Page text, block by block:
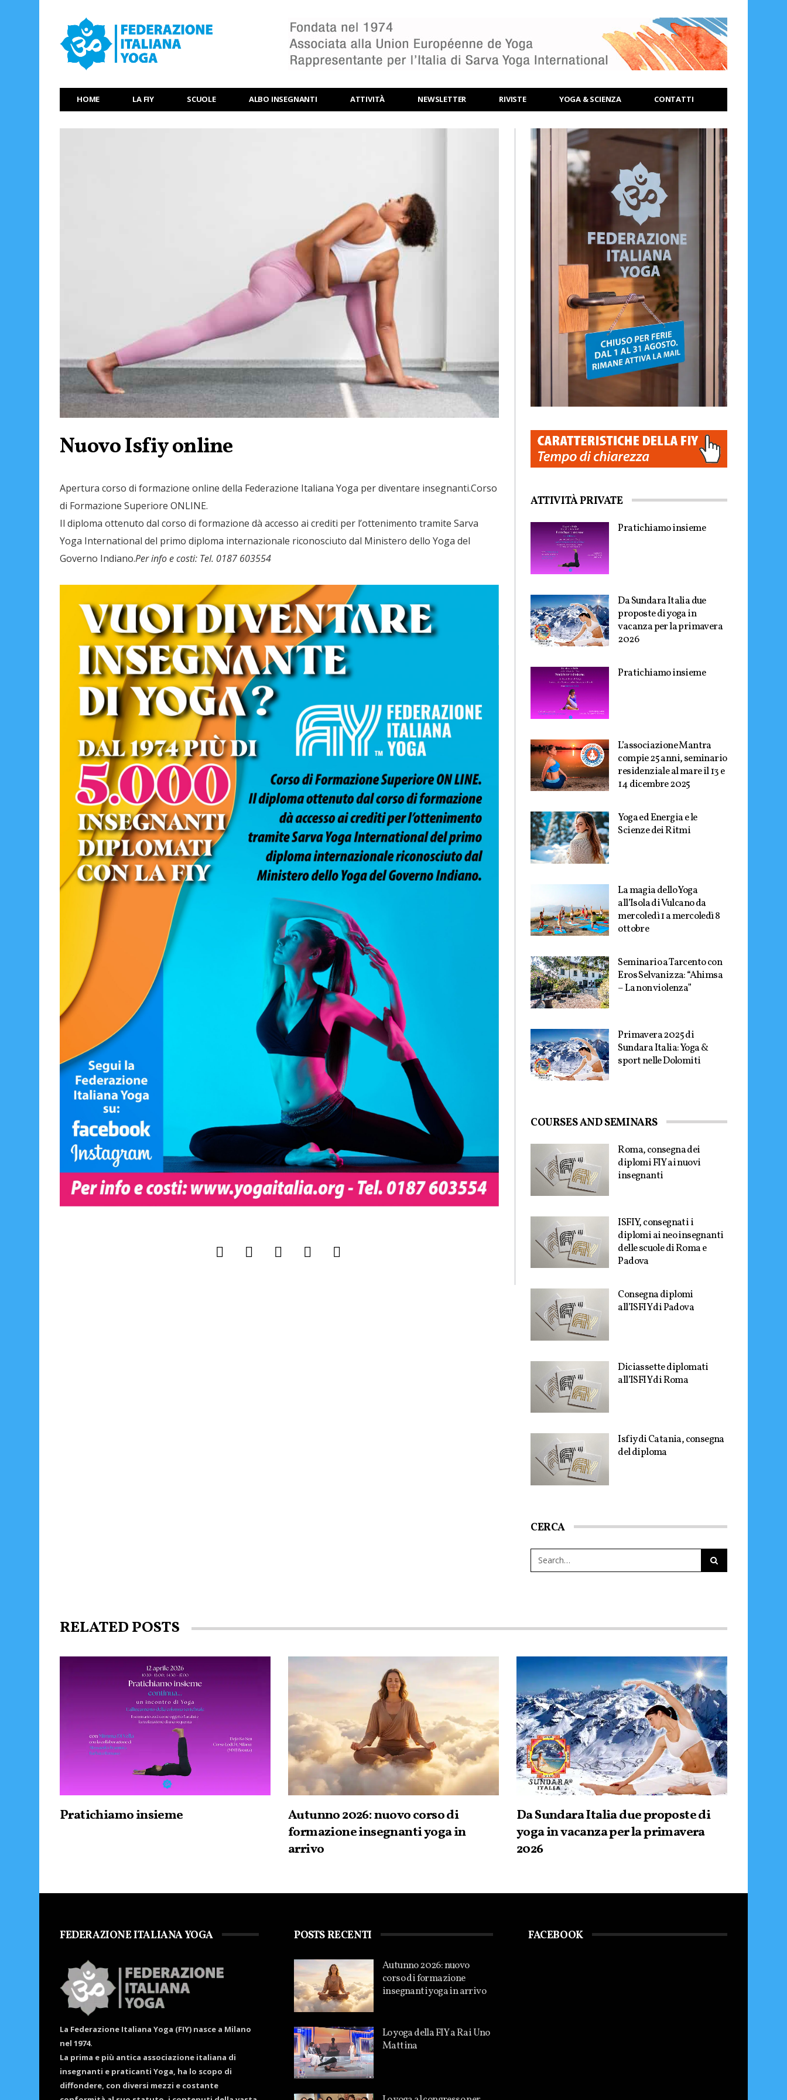
HOME LA FIY SCUOLE ALBO INSEGNANTI ATTIVITÀ NEWSLETTER RIVISTE YOGA & SCIENZA CONTATTI
Nuovo Isfiy online
Apertura corso di formazione online della Federazione Italiana Yoga per diventare insegnanti.Corso
di Formazione Superiore ONLINE.
Il diploma ottenuto dal corso di formazione dà accesso ai crediti per l’ottenimento tramite Sarva
Yoga International del primo diploma internazionale riconosciuto dal Ministero dello Yoga del
Governo Indiano.Per info e costi: Tel. 0187 603554
ATTIVITÀ PRIVATE
Pratichiamo insieme
Da Sundara Italia due
proposte di yoga in
vacanza per la primavera
2026
Pratichiamo insieme
L’associazione Mantra
compie 25 anni, seminario
residenziale al mare il 13 e
14 dicembre 2025
Yoga ed Energia e le
Scienze dei Ritmi
La magia dello Yoga
all’Isola di Vulcano da
mercoledì 1 a mercoledì 8
ottobre
Seminario a Tarcento con
Eros Selvanizza: “Ahimsa
– La non violenza”
Primavera 2025 di
Sundara Italia: Yoga &
sport nelle Dolomiti
COURSES AND SEMINARS
Roma, consegna dei
diplomi FIY ai nuovi
insegnanti
ISFIY, consegnati i
diplomi ai neo insegnanti
delle scuole di Roma e
Padova
Consegna diplomi
all’ISFIY di Padova
Diciassette diplomati
all’ISFIY di Roma
Isfiy di Catania, consegna
del diploma
CERCA
RELATED POSTS
Pratichiamo insieme
Autunno 2026: nuovo corso di
formazione insegnanti yoga in
arrivo
Da Sundara Italia due proposte di
yoga in vacanza per la primavera
2026
FEDERAZIONE ITALIANA YOGA
La Federazione Italiana Yoga (FIY) nasce a Milano
nel 1974.
La prima e più antica associazione italiana di
insegnanti e praticanti Yoga, ha lo scopo di
diffondere, con diversi mezzi e costante
POSTS RECENTI
Autunno 2026: nuovo
corso di formazione
insegnanti yoga in arrivo
Lo yoga della FIY a Rai Uno
Mattina
FACEBOOK